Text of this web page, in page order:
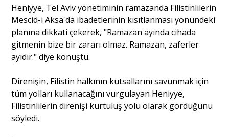
Sağlık
Heniyye, Tel Aviv yönetiminin ramazanda Filistinlilerin
Mescid-i Aksa'da ibadetlerinin kısıtlanması yönündeki
planına dikkati çekerek, "Ramazan ayında cihada
gitmenin bize bir zararı olmaz. Ramazan, zaferler
ayıdır." diye konuştu.
Direnişin, Filistin halkının kutsallarını savunmak için
tüm yolları kullanacağını vurgulayan Heniyye,
Filistinlilerin direnişi kurtuluş yolu olarak gördüğünü
söyledi.